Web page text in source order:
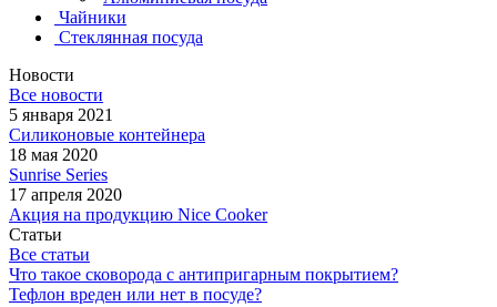
Чайники
Стеклянная посуда
Новости
Все новости
5 января 2021
Силиконовые контейнера
18 мая 2020
Sunrise Series
17 апреля 2020
Акция на продукцию Nice Cooker
Статьи
Все статьи
Что такое сковорода с антипригарным покрытием?
Тефлон вреден или нет в посуде?